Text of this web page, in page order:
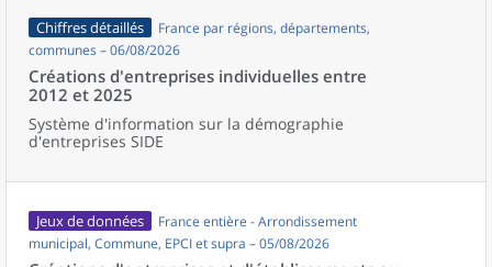
Chiffres détaillés
France par régions, départements,
communes – 06/08/2026
Créations d'entreprises individuelles entre
2012 et 2025
Système d'information sur la démographie
d'entreprises SIDE
Jeux de données
France entière - Arrondissement
municipal, Commune, EPCI et supra – 05/08/2026